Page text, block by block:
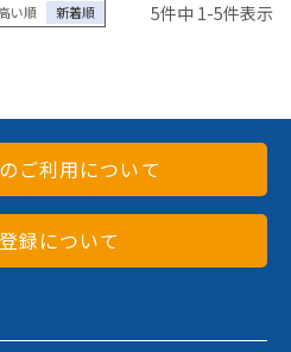
い順 新着順 5件中 1 -5件表示
ご利用について
録について